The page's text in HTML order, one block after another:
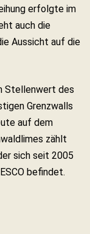
erfolgte im
auch die
Aussicht auf die
Stellenwert des
Grenzwalls
auf dem
zählt
sich seit 2005
befindet.